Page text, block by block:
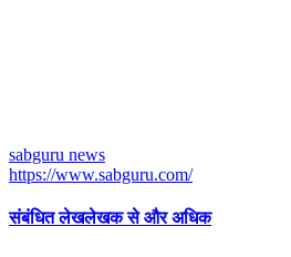
sabguru news
https://www.sabguru.com/
संबंधित लेखलेखक से और अधिक